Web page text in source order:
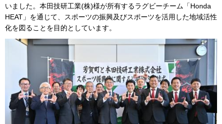
いました。本田技研工業(株)様が所有するラグビーチーム「Honda
HEAT」を通じて、スポーツの振興及びスポーツを活用した地域活性
化を図ることを目的としています。